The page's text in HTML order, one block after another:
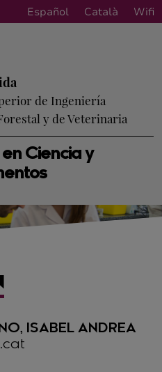
Español Català Wifi
Ciencia y
de Ingeniería
y de Veterinaria
ISABEL ANDREA